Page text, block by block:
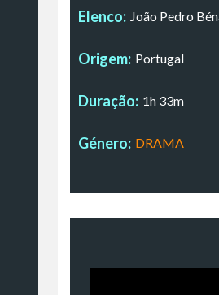
Elenco: João Pedro
Origem: Portugal
Duração: 1h 33m
Género: DRAMA